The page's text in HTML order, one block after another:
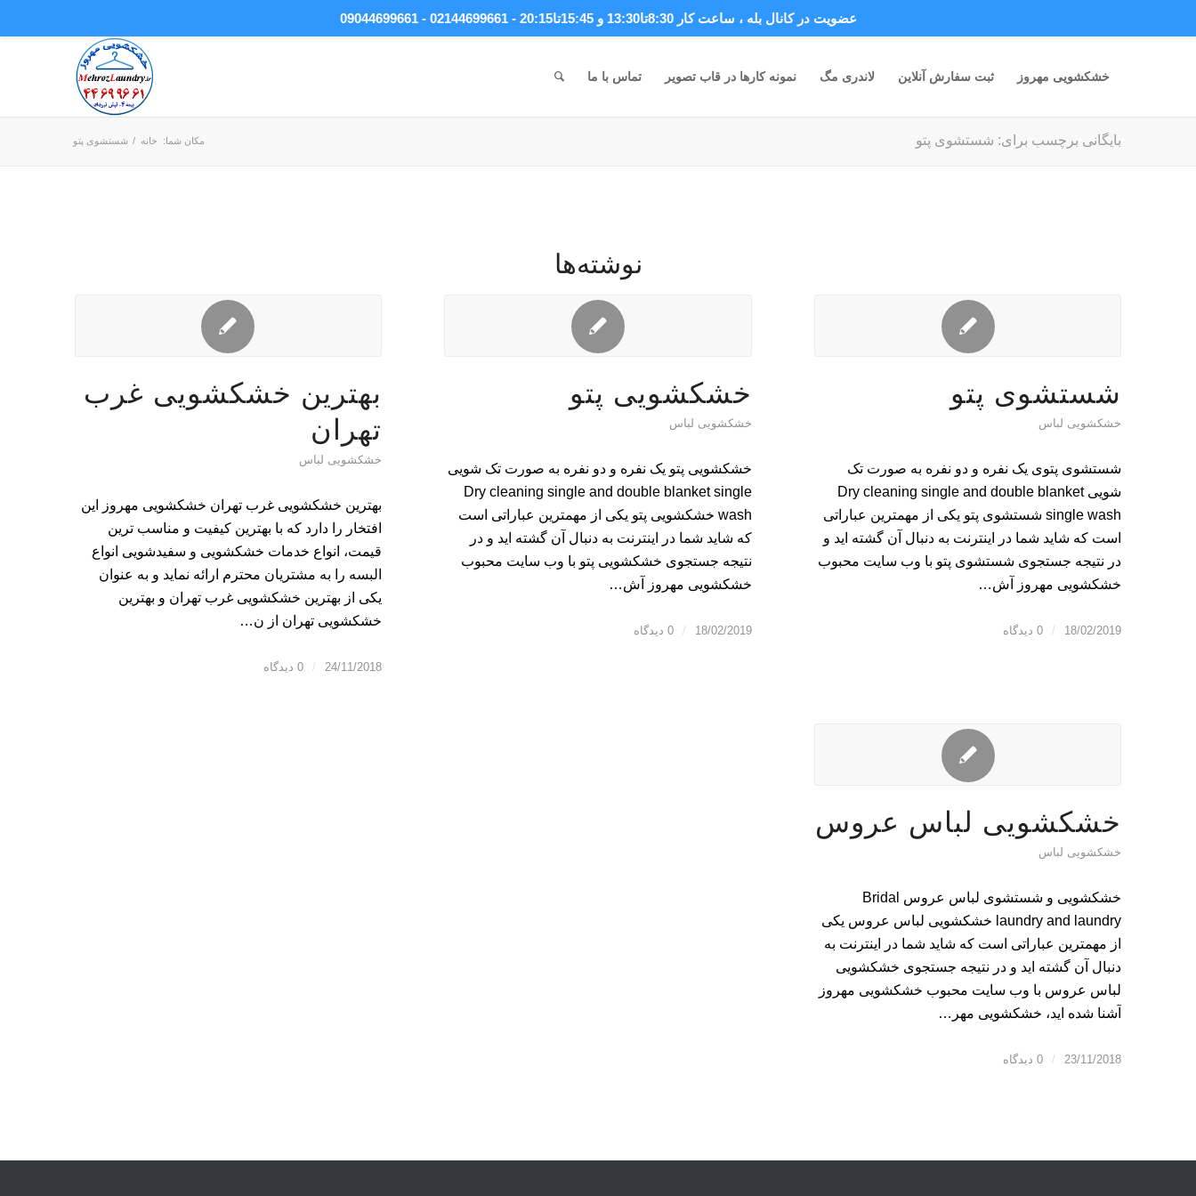
خشکشویی مهروز ثبت سفارش آنلاین لاندری مگ نمونه کارها در قاب تصویر تماس با ما
بایگانی برچسب برای: شستشوی پتو مکان شما: خانه / شستشوی پتو
نوشته‌ها
شستشوی پتو
خشکشویی لباس
شستشوی پتوی یک نفره و دو نفره به صورت تک
شویی Dry cleaning single and double blanket
single wash شستشوی پتو یکی از مهمترین عباراتی
است که شاید شما در اینترنت به دنبال آن گشته اید و
در نتیجه جستجوی شستشوی پتو با وب سایت محبوب
خشکشویی مهروز آش…
18/02/2019
/ 0 دیدگاه
خشکشویی پتو
خشکشویی لباس
خشکشویی پتو یک نفره و دو نفره به صورت تک شویی
Dry cleaning single and double blanket single
wash خشکشویی پتو یکی از مهمترین عباراتی است
که شاید شما در اینترنت به دنبال آن گشته اید و در
نتیجه جستجوی خشکشویی پتو با وب سایت محبوب
خشکشویی مهروز آش…
18/02/2019
/ 0 دیدگاه
بهترین خشکشویی غرب
تهران
خشکشویی لباس
بهترین خشکشویی غرب تهران خشکشویی مهروز این
افتخار را دارد که با بهترین کیفیت و مناسب ترین
قیمت، انواع خدمات خشکشویی و سفیدشویی انواع
البسه را به مشتریان محترم ارائه نماید و به عنوان
یکی از بهترین خشکشویی غرب تهران و بهترین
خشکشویی تهران از ن…
24/11/2018
/ 0 دیدگاه
خشکشویی لباس عروس
خشکشویی لباس
خشکشویی و شستشوی لباس عروس Bridal
laundry and laundry خشکشویی لباس عروس یکی
از مهمترین عباراتی است که شاید شما در اینترنت به
دنبال آن گشته اید و در نتیجه جستجوی خشکشویی
لباس عروس با وب سایت محبوب خشکشویی مهروز
آشنا شده اید، خشکشویی مهر…
23/11/2018
/ 0 دیدگاه
عضویت در کانال بله ، ساعت کار 8:30تا13:30 و 15:45تا20:15 - 02144699661 - 09044699661